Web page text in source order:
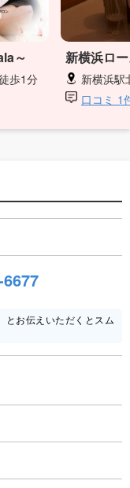
～
歩1分
新横浜ロ
新横浜駅
口コミ 1
とお伝えいただくとスム